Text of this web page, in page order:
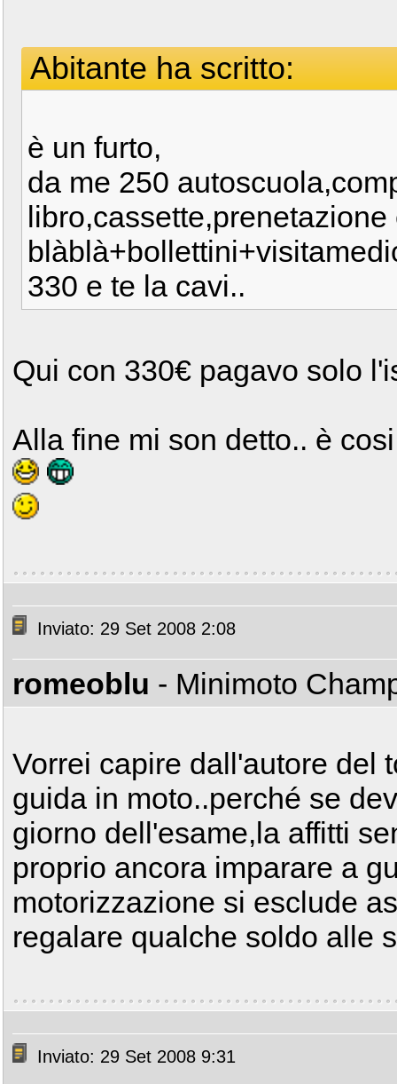
Abitante ha scritto:
è un furto,
da me 250
libro,cassette,prenetazione
330 e te la cavi..
Qui con 330€ pagavo solo
Alla fine mi son detto.. è
Inviato: 29 Set 2008 2:08
romeoblu - Minimoto
Vorrei capire dall'autore del
guida in moto..perché se
giorno dell'esame,la affitti
proprio ancora imparare a
motorizzazione si esclude
regalare qualche soldo alle
Inviato: 29 Set 2008 9:31